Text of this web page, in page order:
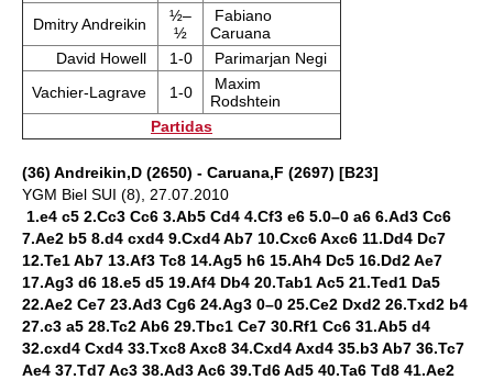
Dmitry Andreikin
½–
½
Fabiano
Caruana
David Howell
1-0
Parimarjan Negi
Vachier-Lagrave
1-0
Maxim
Rodshtein
Partidas
(36) Andreikin,D (2650) - Caruana,F (2697) [B23]
YGM Biel SUI (8), 27.07.2010
1.e4 c5 2.Cc3 Cc6 3.Ab5 Cd4 4.Cf3 e6 5.0–0 a6 6.Ad3 Cc6
7.Ae2 b5 8.d4 cxd4 9.Cxd4 Ab7 10.Cxc6 Axc6 11.Dd4 Dc7
12.Te1 Ab7 13.Af3 Tc8 14.Ag5 h6 15.Ah4 Dc5 16.Dd2 Ae7
17.Ag3 d6 18.e5 d5 19.Af4 Db4 20.Tab1 Ac5 21.Ted1 Da5
22.Ae2 Ce7 23.Ad3 Cg6 24.Ag3 0–0 25.Ce2 Dxd2 26.Txd2 b4
27.c3 a5 28.Tc2 Ab6 29.Tbc1 Ce7 30.Rf1 Cc6 31.Ab5 d4
32.cxd4 Cxd4 33.Txc8 Axc8 34.Cxd4 Axd4 35.b3 Ab7 36.Tc7
Ae4 37.Td7 Ac3 38.Ad3 Ac6 39.Td6 Ad5 40.Ta6 Td8 41.Ae2